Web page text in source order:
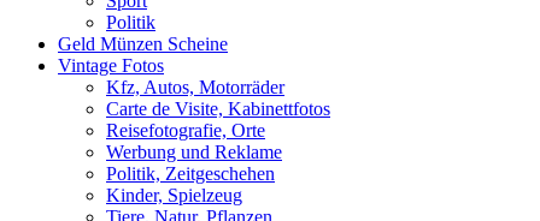
Politik
Geld Münzen Scheine
Vintage Fotos
Kfz, Autos, Motorräder
Carte de Visite, Kabinettfotos
Reisefotografie, Orte
Werbung und Reklame
Politik, Zeitgeschehen
Kinder, Spielzeug
Tiere, Natur, Pflanzen